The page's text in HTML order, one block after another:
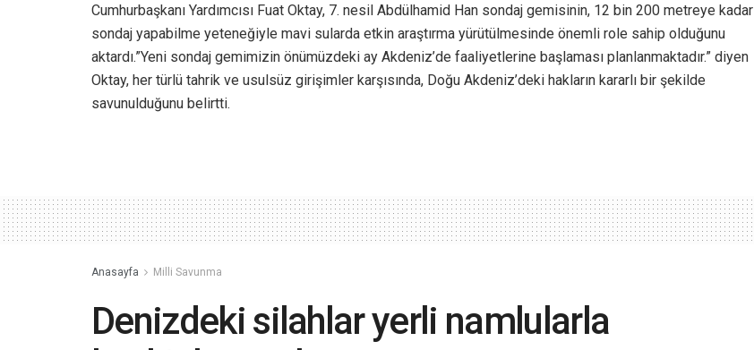
Cumhurbaşkanı Yardımcısı Fuat Oktay, 7. nesil Abdülhamid Han sondaj gemisinin, 12 bin 200 metreye kadar
sondaj yapabilme yeteneğiyle mavi sularda etkin araştırma yürütülmesinde önemli role sahip olduğunu
aktardı.”Yeni sondaj gemimizin önümüzdeki ay Akdeniz’de faaliyetlerine başlaması planlanmaktadır.” diyen
Oktay, her türlü tahrik ve usulsüz girişimler karşısında, Doğu Akdeniz’deki hakların kararlı bir şekilde
savunulduğunu belirtti.
Anasayfa Milli Savunma
Denizdeki silahlar yerli namlularla